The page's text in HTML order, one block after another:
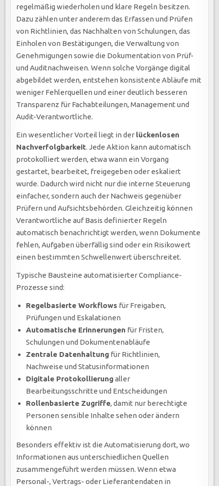
regelmäßig wiederholen und klare Regeln besitzen.
Dazu zählen unter anderem das Erfassen und Prüfen
von Richtlinien, das Nachhalten von Schulungen, das
Einholen von Bestätigungen, die Verwaltung von
Genehmigungen sowie die Dokumentation von Prüf-
und Auditnachweisen. Wenn solche Vorgänge digital
abgebildet werden, entstehen konsistente Abläufe mit
weniger Fehlerquellen und einer deutlich besseren
Transparenz für Fachabteilungen, Management und
Audit-Verantwortliche.
Ein wesentlicher Vorteil liegt in der lückenlosen
Nachverfolgbarkeit. Jede Aktion kann automatisch
protokolliert werden, etwa wann ein Vorgang
gestartet, bearbeitet, freigegeben oder eskaliert
wurde. Dadurch wird nicht nur die interne Steuerung
einfacher, sondern auch der Nachweis gegenüber
Prüfern und Aufsichtsbehörden. Gleichzeitig können
Verantwortliche auf Basis definierter Regeln
automatisch benachrichtigt werden, wenn Dokumente
fehlen, Aufgaben überfällig sind oder ein Risikowert
einen bestimmten Schwellenwert überschreitet.
Typische Bausteine automatisierter Compliance-
Prozesse sind:
Regelbasierte Workflows für Freigaben,
Prüfungen und Eskalationen
Automatische Erinnerungen für Fristen,
Schulungen und Dokumentenabläufe
Zentrale Datenhaltung für Richtlinien,
Nachweise und Statusinformationen
Digitale Protokollierungaller
Bearbeitungsschritte und Entscheidungen
Rollenbasierte Zugriffe, damit nur berechtigte
Personen sensible Inhalte sehen oder ändern
können
Besonders effektiv ist die Automatisierung dort, wo
Informationen aus unterschiedlichen Quellen
zusammengeführt werden müssen. Wenn etwa
Personal-, Vertrags- oder Lieferantendaten in